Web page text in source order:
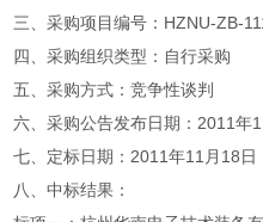
三、采购项目编号：HZNU-ZB-
四、采购组织类型：自行采购
五、采购方式：竞争性谈判
六、采购公告发布日期：2011年
七、定标日期：2011年11月18日
八、中标结果：